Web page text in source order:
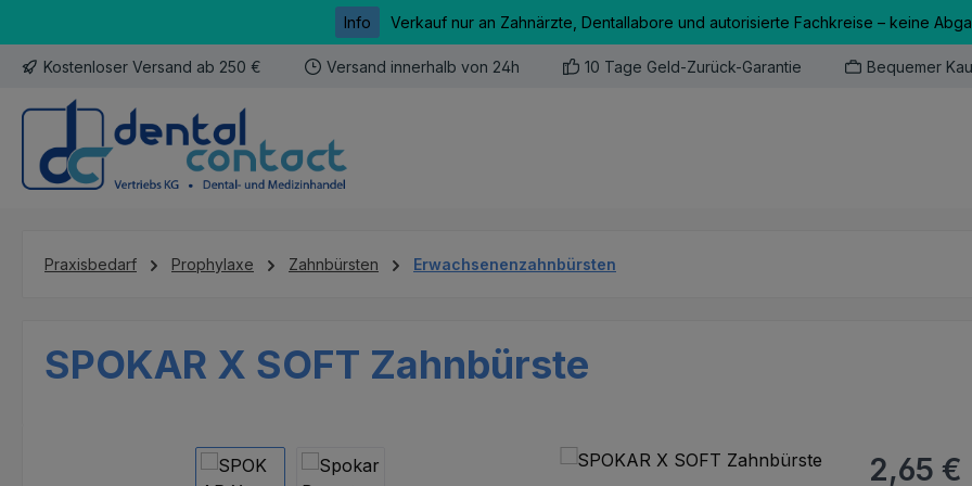
Info Verkauf nur an Zahnärzte, Dentallabore und autorisierte Fachkreise – keine
Kostenloser Versand ab 250 € Versand innerhalb von 24h 10 Tage Geld-Zurück-Garantie Bequemer
Praxisbedarf Prophylaxe Zahnbürsten Erwachsenenzahnbürsten
SPOKAR X SOFT Zahnbürste
Bildergalerie überspringen Regulärer
2,65 €